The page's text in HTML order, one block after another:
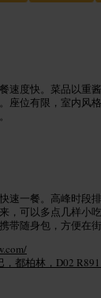
速度快。菜品以重
座位有限，室内风
速一餐。高峰时段
，可以多点几样小
带随身包，方便在街
都柏林，D02